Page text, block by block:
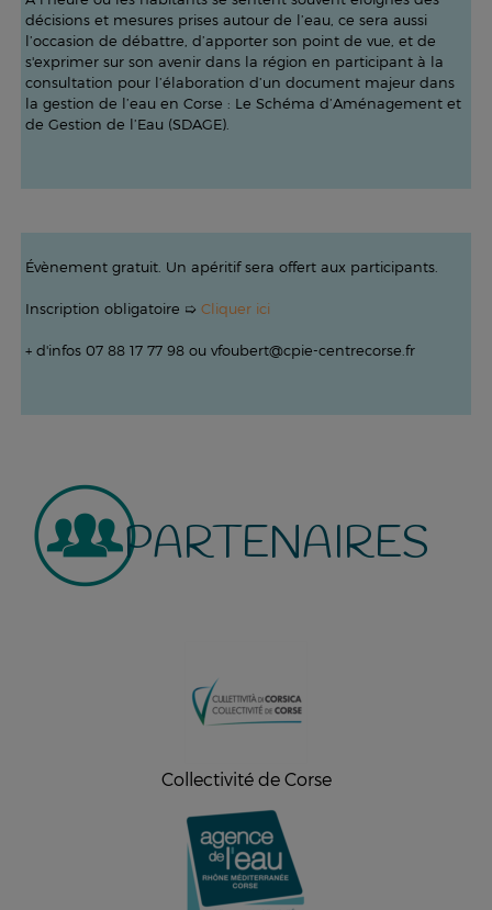
décisions et mesures prises autour de l’eau, ce sera aussi
l’occasion de débattre, d’apporter son point de vue, et de
s'exprimer sur son avenir dans la région en participant à la
consultation pour l’élaboration d’un document majeur dans
la gestion de l’eau en Corse : Le Schéma d’Aménagement et
de Gestion de l’Eau (SDAGE).
Évènement gratuit. Un apéritif sera offert aux participants.
Inscription obligatoire ➯ Cliquer ici
+ d'infos 07 88 17 77 98 ou vfoubert@cpie-centrecorse.fr
PARTENAIRES
Collectivité de Corse